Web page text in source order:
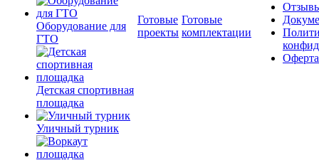
Оборудование для
ГТО
Детская спортивная
площадка
Уличный турник
Готовые
проекты
Готовые
комплектации
Оферта